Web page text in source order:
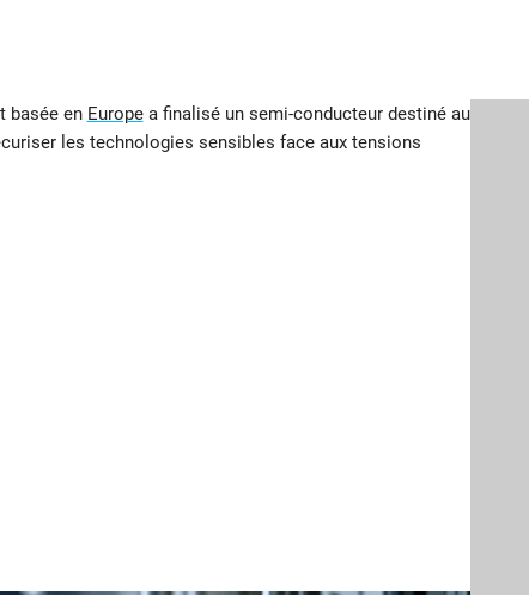
basée en Europea finalisé un semi-conducteur destiné au
les technologies sensibles face aux tensions